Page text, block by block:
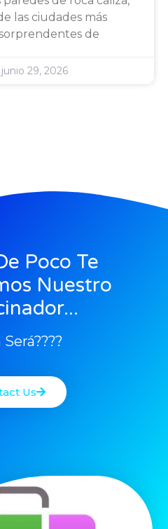
las ciudades más
de
junio 29, 2026
Poco Te
Nuestro
Us